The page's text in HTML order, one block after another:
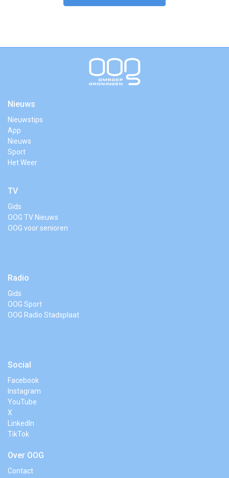
Nieuws
Nieuwstips
App
Nieuws
Sport
Het Weer
TV
Gids
OOG TV Nieuws
OOG voor senioren
Radio
Gids
OOG Sport
OOG Radio Stadsplaat
Social
Facebook
Instagram
YouTube
X
LinkedIn
TikTok
Over OOG
Contact